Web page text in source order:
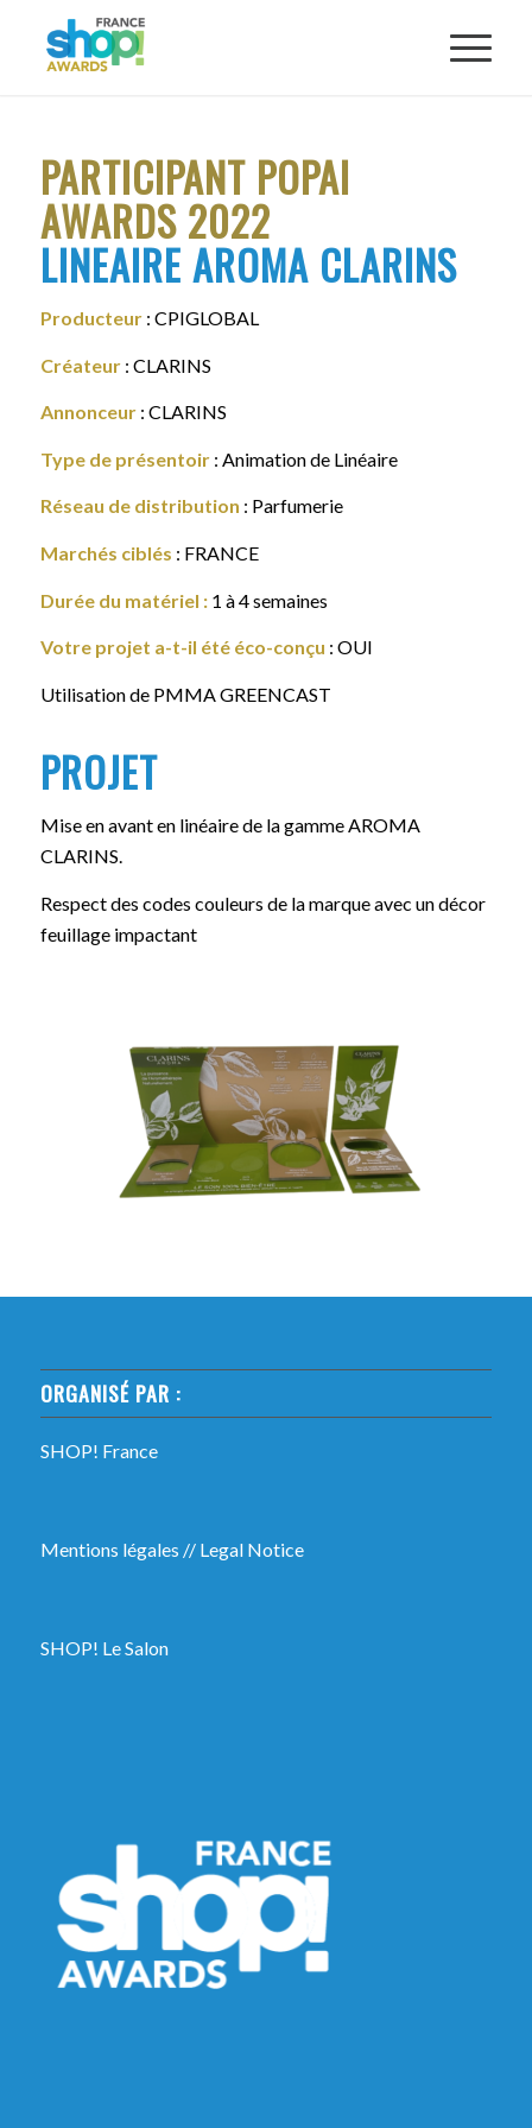
PARTICIPANT POPAI
AWARDS 2022
LINEAIRE AROMA CLARINS
Producteur: CPIGLOBAL
Créateur: CLARINS
Annonceur: CLARINS
Type de présentoir: Animation de Linéaire
Réseau de distribution : Parfumerie
Marchés ciblés : FRANCE
Durée du matériel :1 à 4 semaines
Votre projet a-t-il été éco-conçu : OUI
Utilisation de PMMA GREENCAST
PROJET
Mise en avant en linéaire de la gamme AROMA
CLARINS.
Respect des codes couleurs de la marque avec un décor
feuillage impactant
ORGANISÉ PAR :
SHOP! France
Mentions légales // Legal Notice
SHOP! Le Salon